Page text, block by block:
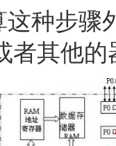
这种步骤
者其他的